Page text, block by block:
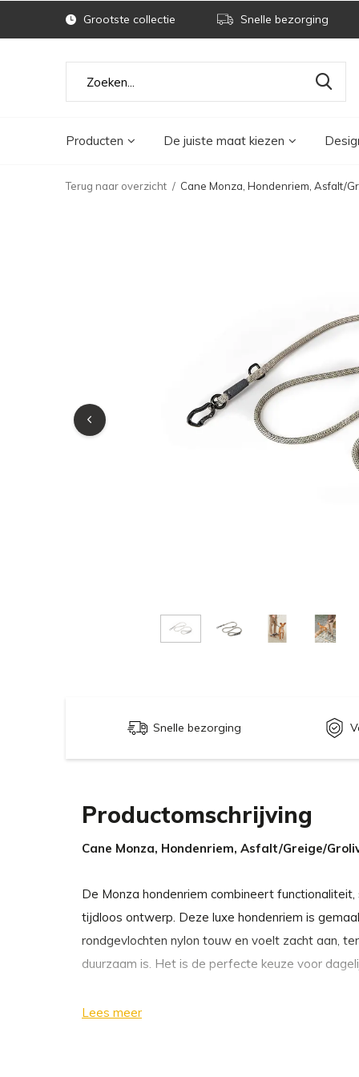
Producten De juiste maat kiezen
Grootste collectie Snelle bezorging
Terug naar overzicht Cane Monza, Hondenriem, Asfalt/
Snelle bezorging
Productomschrijving
Cane Monza, Hondenriem, Asfalt/Greige/
De Monza hondenriem combineert
tijdloos ontwerp. Deze luxe hondenriem is
rondgevlochten nylon touw en voelt zacht aan,
duurzaam is. Het is de perfecte keuze voor
Een opvallend kenmerk van Monza is de
Lees meer